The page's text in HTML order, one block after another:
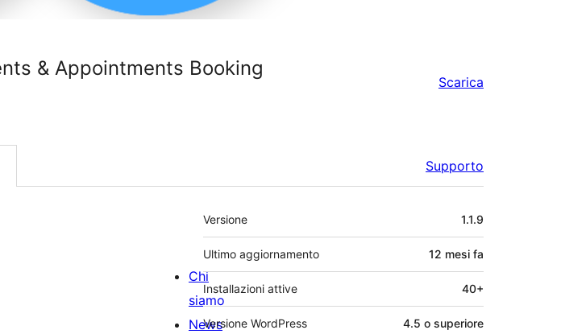
& Appointments Booking
Scarica
Supporto
Meta
Versione 1.1.9
Ultimo aggiornamento 12 mesi fa
Installazioni attive 40+
Versione WordPress 4.5 o superiore
Chi
siamo
News